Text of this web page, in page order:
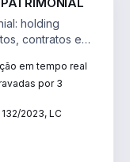
holding
contratos e
em tempo real
por 3
2023, LC